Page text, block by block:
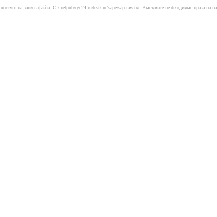
на запись файла: C:\inetpub\ege24.ru\test\inc\sape\saperaw.txt. Выставите необходимые права на